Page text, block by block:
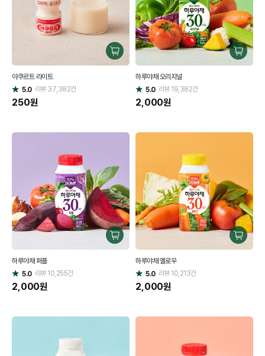
구
매
야쿠르트 라이트
별
점
5.0 리뷰37,382건
250원
구
매
하루야채 오리지널
별
점
5.0 리뷰19,382건
2,000원
구
매
하루야채 퍼플
별
점
5.0 리뷰10,255건
2,000원
구
매
하루야채 옐로우
별
점
5.0 리뷰10,213건
2,000원